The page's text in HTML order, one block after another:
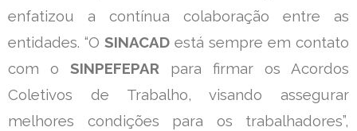
enfatizou a contínua colaboração entre as
entidades. “O SINACAD está sempre em contato
com o SINPEFEPAR para firmar os Acordos
Coletivos de Trabalho, visando assegurar
melhores condições para os trabalhadores”,